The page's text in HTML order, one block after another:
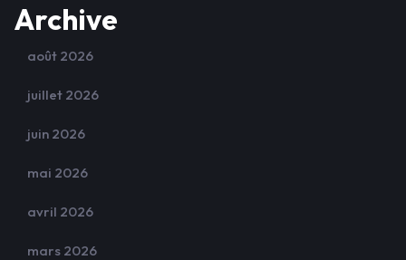
Archive
août 2026
juillet 2026
juin 2026
mai 2026
avril 2026
mars 2026